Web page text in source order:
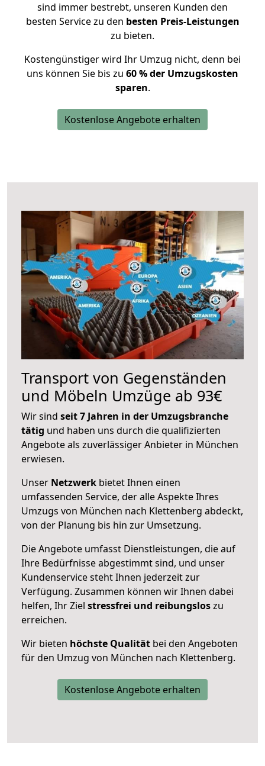
sind immer bestrebt, unseren Kunden den
besten Service zu den besten Preis-Leistungen
zu bieten.
Kostengünstiger wird Ihr Umzug nicht, denn bei
uns können Sie bis zu 60 % der Umzugskosten
sparen.
Kostenlose Angebote erhalten
Transport von Gegenständen
und Möbeln Umzüge ab 93€
Wir sind seit 7 Jahren in der Umzugsbranche
tätig und haben uns durch die qualifizierten
Angebote als zuverlässiger Anbieter in München
erwiesen.
Unser Netzwerk bietet Ihnen einen
umfassenden Service, der alle Aspekte Ihres
Umzugs von München nach Klettenberg abdeckt,
von der Planung bis hin zur Umsetzung.
Die Angebote umfasst Dienstleistungen, die auf
Ihre Bedürfnisse abgestimmt sind, und unser
Kundenservice steht Ihnen jederzeit zur
Verfügung. Zusammen können wir Ihnen dabei
helfen, Ihr Ziel stressfrei und reibungsloszu
erreichen.
Wir bieten höchste Qualität bei den Angeboten
für den Umzug von München nach Klettenberg.
Kostenlose Angebote erhalten